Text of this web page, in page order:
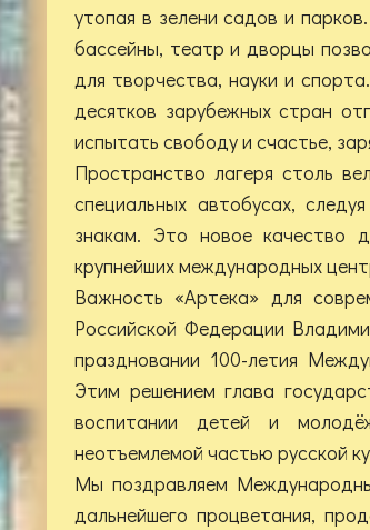
утопая в зелени садов и
бассейны, театр и дворцы
для творчества, науки и
десятков зарубежных стран
испытать свободу и счастье,
Пространство лагеря столь
специальных автобусах,
знакам. Это новое качество
крупнейших международных
Важность «Артека» для
Российской Федерации
праздновании 100-летия
Этим решением глава
воспитании детей и
неотъемлемой частью русской
Мы поздравляем
дальнейшего процветания,